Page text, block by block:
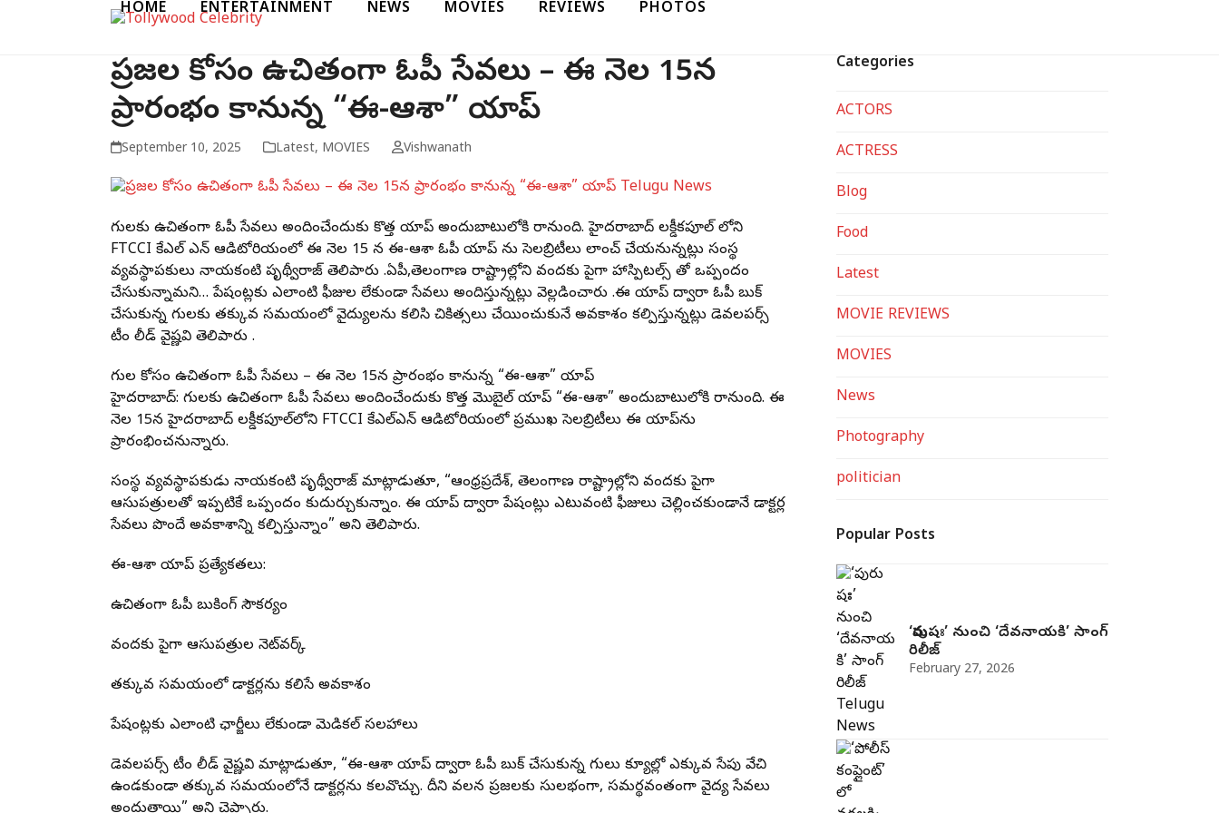
HOME ENTERTAINMENT NEWS MOVIES REVIEWS PHOTOS
ప్రజల కోసం ఉచితంగా ఓపీ సేవలు – ఈ నెల 15న
ప్రారంభం కానున్న “ఈ-ఆశా” యాప్
September 10, 2025 Latest, MOVIES Vishwanath
రోగుల‌కు ఉచితంగా ఓపీ సేవ‌లు అందించేందుకు కొత్త యాప్ అందుబాటులోకి రానుంది. హైద‌రాబాద్ ల‌క్డీక‌పూల్ లోని
FTCCI కేఎల్ ఎన్ ఆడిటోరియంలో ఈ నెల 15 న ఈ-ఆశా ఓపీ యాప్ ను సెల‌బ్రిటీలు లాంచ్ చేయ‌నున్న‌ట్లు సంస్థ
వ్య‌వ‌స్థాప‌కులు నాయకంటి పృథ్వీరాజ్ తెలిపారు .ఏపీ,తెలంగాణ రాష్ట్రాల్లోని వంద‌కు పైగా హాస్పిట‌ల్స్ తో ఒప్పందం
చేసుకున్నామ‌ని… పేషంట్ల‌కు ఎలాంటి ఫీజుల లేకుండా సేవ‌లు అందిస్తున్న‌ట్లు వెల్ల‌డించారు .ఈ యాప్ ద్వారా ఓపీ బుక్
చేసుకున్న రోగుల‌కు త‌క్కువ స‌మ‌యంలో వైద్యులను క‌లిసి చికిత్స‌లు చేయించుకునే అవ‌కాశం క‌ల్పిస్తున్న‌ట్లు డెవలపర్స్
టీం లీడ్ వైష్ణ‌వి తెలిపారు .
రోగుల కోసం ఉచితంగా ఓపీ సేవలు – ఈ నెల 15న ప్రారంభం కానున్న “ఈ-ఆశా” యాప్
హైదరాబాద్: రోగుల‌కు ఉచితంగా ఓపీ సేవలు అందించేందుకు కొత్త మొబైల్ యాప్ “ఈ-ఆశా” అందుబాటులోకి రానుంది. ఈ
నెల 15న హైదరాబాద్ లక్డీకపూల్‌లోని FTCCI కేఎల్‌ఎన్ ఆడిటోరియంలో ప్రముఖ సెలబ్రిటీలు ఈ యాప్‌ను
ప్రారంభించనున్నారు.
సంస్థ వ్యవస్థాపకుడు నాయకంటి పృథ్వీరాజ్ మాట్లాడుతూ, “ఆంధ్రప్రదేశ్, తెలంగాణ రాష్ట్రాల్లోని వందకు పైగా
ఆసుపత్రులతో ఇప్పటికే ఒప్పందం కుదుర్చుకున్నాం. ఈ యాప్ ద్వారా పేషంట్లు ఎటువంటి ఫీజులు చెల్లించకుండానే డాక్టర్ల
సేవలు పొందే అవకాశాన్ని కల్పిస్తున్నాం” అని తెలిపారు.
ఈ-ఆశా యాప్ ప్రత్యేకతలు:
ఉచితంగా ఓపీ బుకింగ్ సౌకర్యం
వందకు పైగా ఆసుపత్రుల నెట్‌వర్క్
తక్కువ సమయంలో డాక్టర్లను కలిసే అవకాశం
పేషంట్లకు ఎలాంటి ఛార్జీలు లేకుండా మెడికల్ సలహాలు
డెవలపర్స్ టీం లీడ్ వైష్ణవి మాట్లాడుతూ, “ఈ-ఆశా యాప్ ద్వారా ఓపీ బుక్ చేసుకున్న రోగులు క్యూల్లో ఎక్కువ సేపు వేచి
ఉండకుండా తక్కువ సమయంలోనే డాక్టర్లను కలవొచ్చు. దీని వలన ప్రజలకు సులభంగా, సమర్థవంతంగా వైద్య సేవలు
Categories
ACTORS
ACTRESS
Blog
Food
Latest
MOVIE REVIEWS
MOVIES
News
Photography
politician
Popular Posts
‘పురుషః’ నుంచి ‘దేవనాయకి’ సాంగ్‌
రిలీజ్‌
February 27, 2026